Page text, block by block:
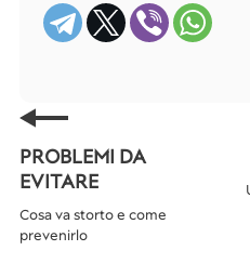
PROBLEMI DA
EVITARE
Cosa va storto e come
prevenirlo